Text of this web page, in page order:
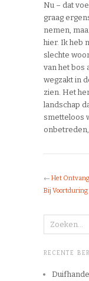
Nu – dat
graag
nemen,
hier. Ik heb
slechte
van het bos
wegzakt in
zien. Het
landschap
smetteloos
← Het
Bij Voortduring
RECENTE